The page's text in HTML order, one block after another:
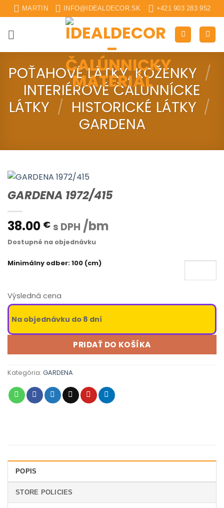
Skip
to
content
MARTIN INFO@IDEALDECOR.SK +421 903 283 952
POŤAHOVÉ LÁTKY, KOŽENKY /
INTERIÉROVÉ ČALUNNÍCKE
LÁTKY / HISTORICKÉ LÁTKY /
GARDENA
GARDENA 1972/415
38.00 € s DPH /bm
Dostupné na objednávku
Minimálny odber: 100 (cm)
Výsledná cena
Na objednávku do 8 dní
PRIDAŤ DO KOŠÍKA
Kategória: GARDENA
POPIS
STORE POLICIES